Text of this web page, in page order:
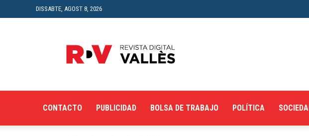
DISSABTE, AGOST 8, 2026
Digital
del
CONTACTO PUBLICIDAD BOLSA DE TRABAJO POLÍTICA